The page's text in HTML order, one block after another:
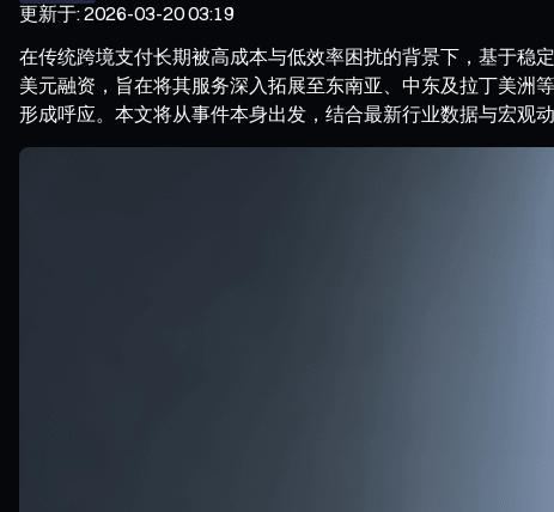
更新于:2026-03-20 03:19
在传统跨境支付长期被高成本与低效率困扰的背景下，基于稳
美元融资，旨在将其服务深入拓展至东南亚、中东及拉丁美洲
形成呼应。本文将从事件本身出发，结合最新行业数据与宏观